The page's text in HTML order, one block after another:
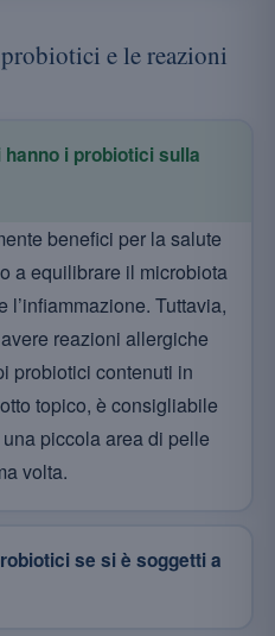
e le reazioni
i probiotici sulla
benefici per la salute
a equilibrare il microbiota
l’infiammazione. Tuttavia,
reazioni allergiche
probiotici contenuti in
topico, è consigliabile
piccola area di pelle
volta.
se si è soggetti a